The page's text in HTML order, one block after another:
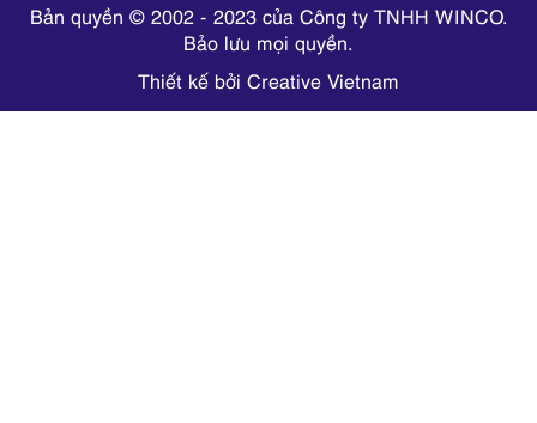
Bản quyền © 2002 - 2023 của Công ty TNHH WINCO.
Bảo lưu mọi quyền.
Thiết kế bởi Creative Vietnam